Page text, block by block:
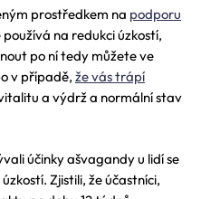
prostředkem na podporu
používá na redukci úzkostí,
po ní tedy můžete ve
v případě, že vás trápí
a výdrž a normální stav
účinky ašvagandy u lidí se
Zjistili, že účastníci,